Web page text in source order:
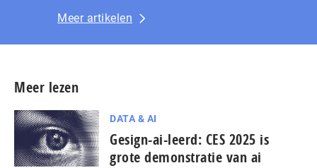
Meer artikelen
Meer lezen
DATA & AI
Gesign-ai-leerd: CES 2025 is
grote demonstratie van ai